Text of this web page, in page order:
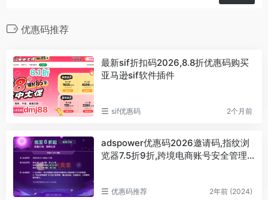
优惠码推荐
最新sif折扣码2026,8.8折优惠码购买
亚马逊sif软件插件
sif优惠码 2个月前
adspower优惠码2026邀请码,指纹浏
览器7.5折9折,跨境电商账号安全管理
优惠码推荐 2年前 (2024)